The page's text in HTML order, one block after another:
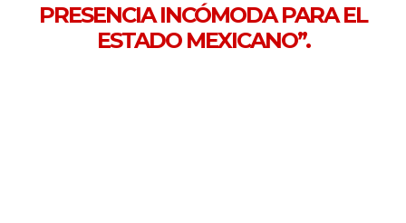
PRESENCIA INCÓMODA PARA EL
ESTADO MEXICANO”.